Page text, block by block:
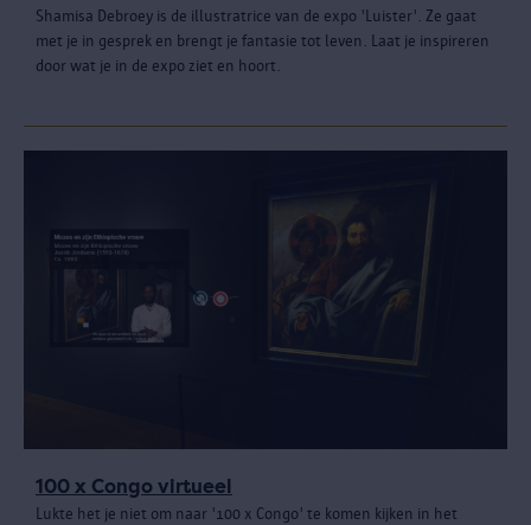
Shamisa Debroey is de illustratrice van de expo 'Luister'. Ze gaat
met je in gesprek en brengt je fantasie tot leven. Laat je inspireren
door wat je in de expo ziet en hoort.
100 x Congo virtueel
Lukte het je niet om naar '100 x Congo' te komen kijken in het